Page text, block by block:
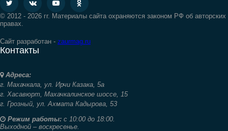
© 2012 - 2026 гг. Материалы сайта охраняются законом РФ об авторских
правах.
Сайт разработан - zaurmag.ru
Контакты
Адреса:
г. Махачкала, ул. Ирчи Казака, 5а
г. Хасавюрт, Махачкалинское шоссе, 15
г. Грозный, ул. Ахмата Кадырова, 53
Режим работы: с 10:00 до 18:00.
Выходной – воскресенье.